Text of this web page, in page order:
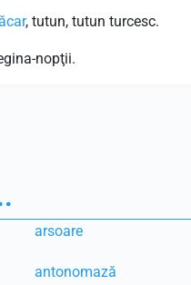
, tutun, tutun turcesc.
nopţii.
arsoare
antonomază